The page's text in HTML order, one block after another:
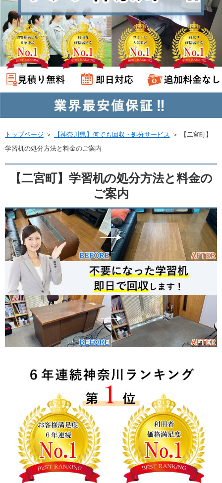
トップページ ＞ 【神奈川県】何でも回収・処分サービス ＞
【二宮町】
学習机の処分方法と料金のご案内
【二宮町】学習机の処分方法と料金の
ご案内